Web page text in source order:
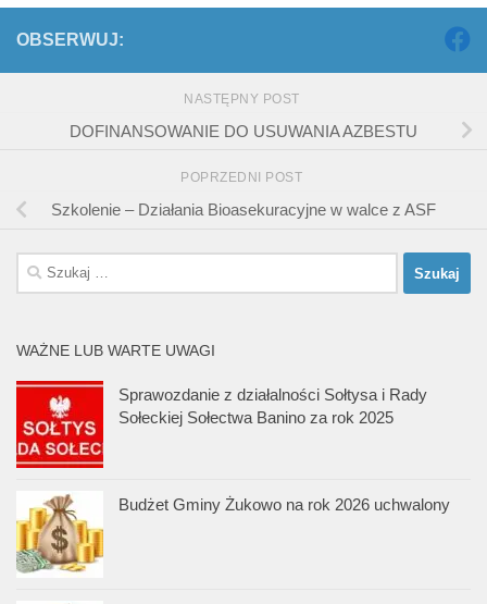
OBSERWUJ:
NASTĘPNY POST
DOFINANSOWANIE DO USUWANIA AZBESTU
POPRZEDNI POST
Szkolenie – Działania Bioasekuracyjne w walce z ASF
Szukaj:
WAŻNE LUB WARTE UWAGI
Sprawozdanie z działalności Sołtysa i Rady
Sołeckiej Sołectwa Banino za rok 2025
Budżet Gminy Żukowo na rok 2026 uchwalony